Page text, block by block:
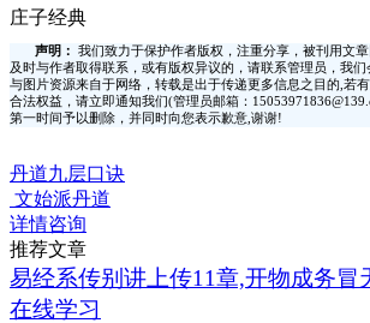
庄子经典
声明：
我们致力于保护作者版权，注重分享，被刊用文
及时与作者取得联系，或有版权异议的，请联系管理员，我
与图片资源来自于网络，转载是出于传递更多信息之目的,若
合法权益，请立即通知我们(管理员邮箱：
第一时间予以删除，并同时向您表示歉意,谢谢!
丹道九层口诀
文始派丹道
详情咨询
推荐文章
易经系传别讲上传11章,开物成务冒
在线学习